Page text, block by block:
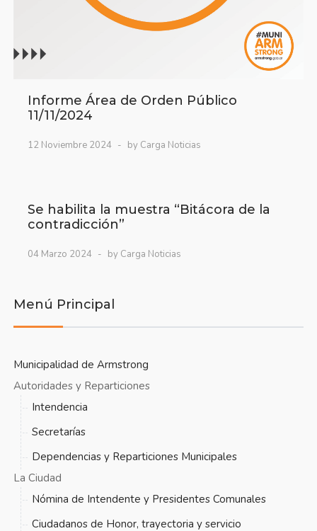
Informe Área de Orden Público
11/11/2024
12 Noviembre 2024 by Carga Noticias
Se habilita la muestra “Bitácora de la
contradicción”
04 Marzo 2024 by Carga Noticias
Menú Principal
Municipalidad de Armstrong
Autoridades y Reparticiones
Intendencia
Secretarías
Dependencias y Reparticiones Municipales
La Ciudad
Nómina de Intendente y Presidentes Comunales
Ciudadanos de Honor, trayectoria y servicio